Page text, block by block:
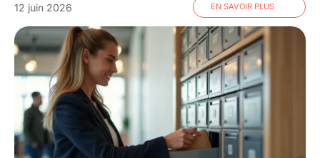
12 juin 2026 EN SAVOIR PLUS